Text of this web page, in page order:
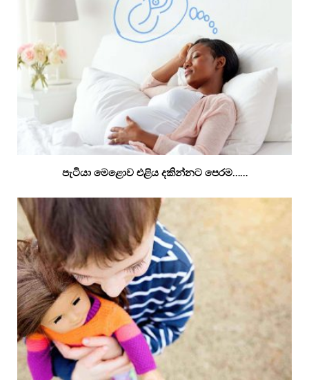
පැටියා මෙළොව එළිය දකින්නට පෙරම……